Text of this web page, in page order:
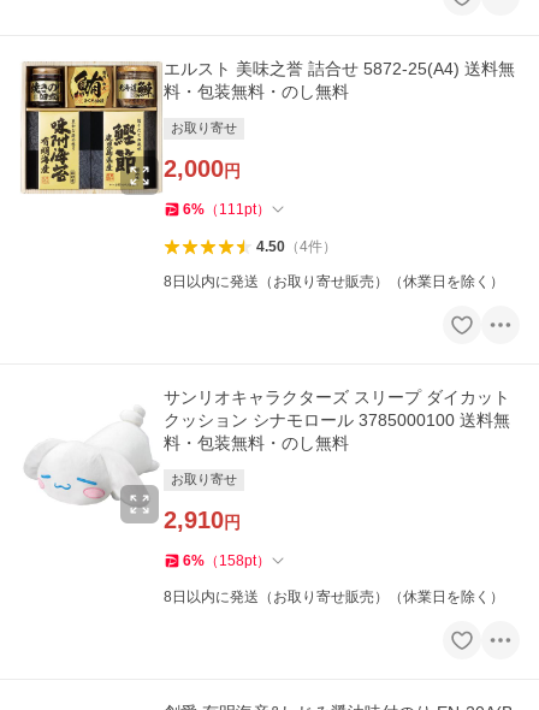
エルスト 美味之誉 詰合せ 5872-25(A4) 送料無
料・包装無料・のし無料
お取り寄せ
2,000円
6% （ 111pt）
4.50（4件）
8日以内に発送（お取り寄せ販売）（休業日を除く）
サンリオキャラクターズ スリープ ダイカット
クッション シナモロール 3785000100 送料無
料・包装無料・のし無料
お取り寄せ
2,910円
6% （ 158pt）
8日以内に発送（お取り寄せ販売）（休業日を除く）